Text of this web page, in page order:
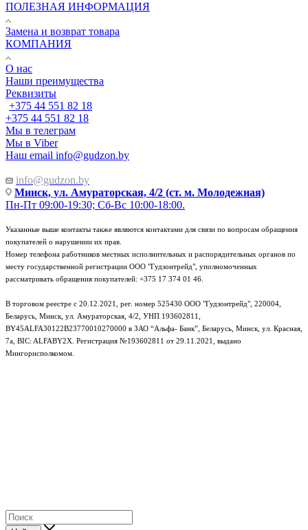
ПОЛЕЗНАЯ ИНФОРМАЦИЯ
Замена и возврат товара
КОМПАНИЯ
О нас
Наши преимущества
Реквизиты
+375 44 551 82 18
+375 44 551 82 18
Мы в телеграм
Мы в Viber
Наш email info@gudzon.by
info@gudzon.by
Минск, ул. Амураторская, 4/2 (ст. м. Молодежная)
Пн-Пт 09:00-19:30; Сб-Вс 10:00-18:00.
Указанные выше контакты также являются контактами для связи по вопросам обращения
покупателей о нарушении их прав.
Номер телефона работников местных исполнительных и распорядительных органов по
месту государственной регистрации ООО "Гудзонтрейд", уполномоченных
рассматривать обращения покупателей: +375 17 374 01 46.
В торговом реестре с 20.12.2021, рег. номер 525430 ООО "Гудзонтрейд", 220004,
Беларусь, Минск, ул. Амураторская, 4/2, УНП 193602811,
BY45ALFA30122B23770010270000 в ЗАО “Альфа- Банк”, Беларусь, Минск, ул. Красная,
7а, BIC: ALFABY2X. Регистрация №193602811 от 29.11.2021, выдано
Мингорисполкомом.